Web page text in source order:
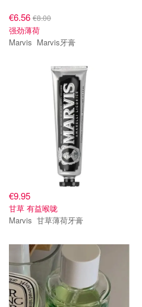
€6.56 €8.00
强劲薄荷
Marvis Marvis牙膏
€9.95
甘草 有益喉咙
Marvis 甘草薄荷牙膏